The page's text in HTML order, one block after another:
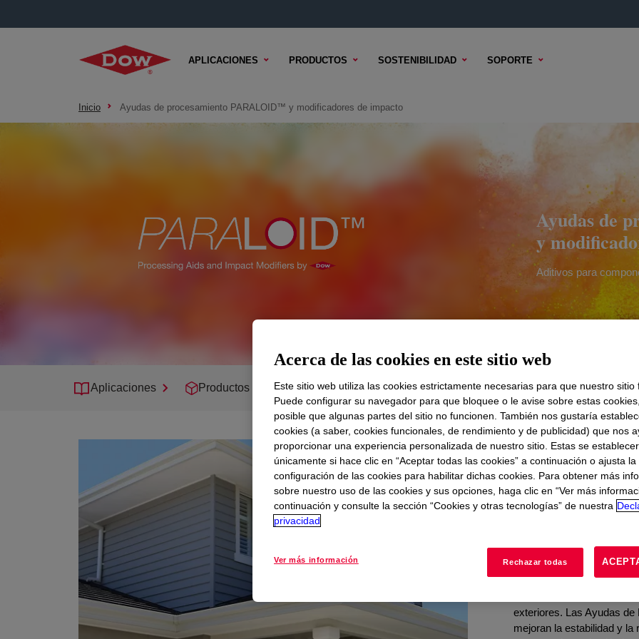
APLICACIONES PRODUCTOS SOSTENIBILIDAD SOPORTE
Inicio Ayudas de procesamiento PARALOID™ y modificadores de impacto
Ayudas de
y
Aditivos para
Aplicaciones Productos Soporte
plásticos
Las tendencias
avanzadas en plásticos.
PARALOID™ cuentan
globales para mejorar
resistencia al impacto de
ambientales desafiantes,
luz solar en marcos de
exteriores. Las Ayudas
mejoran la estabilidad y la
Acerca de las cookies en este sitio web
Este sitio web utiliza las cookies estrictamente necesarias para que nuestro sitio
Puede configurar su navegador para que bloquee o le avise sobre estas
posible que algunas partes del sitio no funcionen. También nos gustaría
cookies (a saber, cookies funcionales, de rendimiento y de publicidad) que nos
proporcionar una experiencia personalizada de nuestro sitio. Estas se
únicamente si hace clic en “Aceptar todas las cookies” a continuación o ajusta la
configuración de las cookies para habilitar dichas cookies. Para obtener más
sobre nuestro uso de las cookies y sus opciones, haga clic en “Ver más
continuación y consulte la sección “Cookies y otras tecnologías” de nuestra
privacidad
Ver más información Rechazar todas